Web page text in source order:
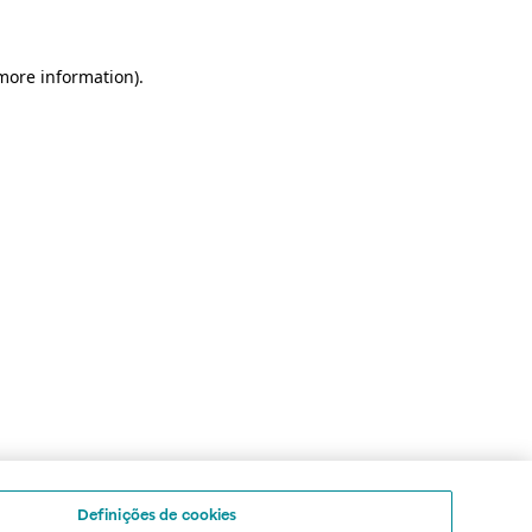
information).
Definições de cookies